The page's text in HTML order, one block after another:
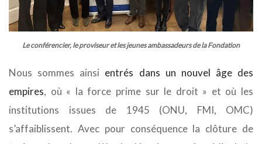
Le conférencier, le proviseur et les jeunes ambassadeurs de la Fondation
Nous sommes ainsi entrés dans un nouvel âge des
empires, où « la force prime sur le droit » et où les
institutions issues de 1945 (ONU, FMI, OMC)
s’affaiblissent. Avec pour conséquence la clôture de